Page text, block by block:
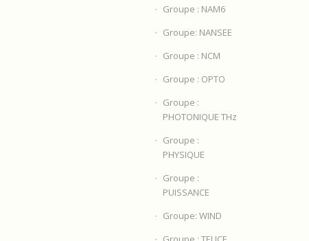
CARACTÉRISATION SNOM DE
LA LENTILLE PLATE Ã
LAMBDA=1.55UM
Groupe : NAM6
Groupe: NANSEE
Groupe : NCM
Groupe : OPTO
Groupe :
PHOTONIQUE THz
Groupe :
PHYSIQUE
Groupe :
PUISSANCE
Groupe: WIND